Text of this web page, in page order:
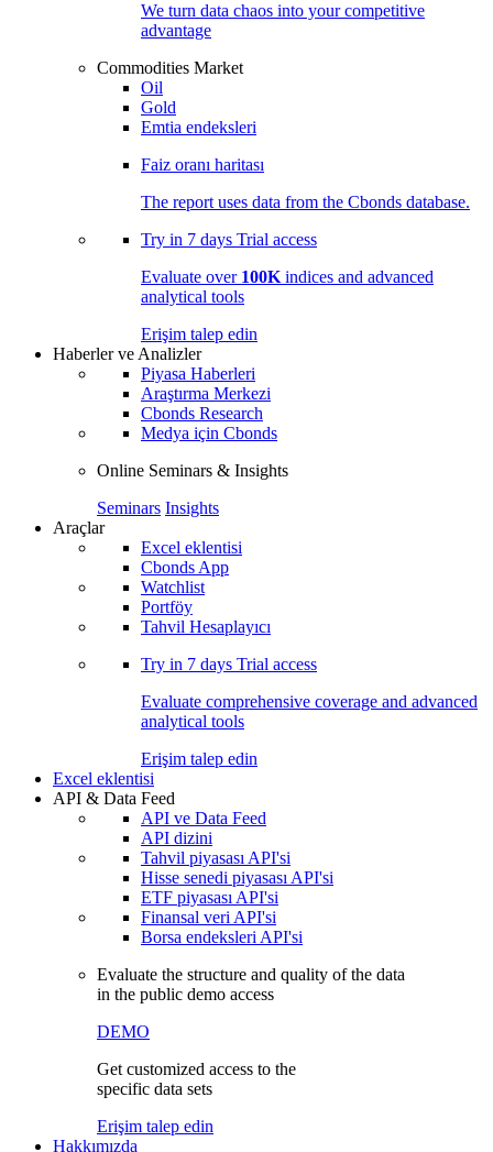
We turn data chaos into your competitive
advantage
Commodities Market
Oil
Gold
Emtia endeksleri
Faiz oranı haritası
The report uses data from the Cbonds database.
Try in 7 days Trial access
Evaluate over 100K indices and advanced
analytical tools
Erişim talep edin
Haberler ve Analizler
Piyasa Haberleri
Araştırma Merkezi
Cbonds Research
Medya için Cbonds
Online Seminars & Insights
Seminars Insights
Araçlar
Excel eklentisi
Cbonds App
Watchlist
Portföy
Tahvil Hesaplayıcı
Try in 7 days Trial access
Evaluate comprehensive coverage and advanced
analytical tools
Erişim talep edin
Excel eklentisi
API & Data Feed
API ve Data Feed
API dizini
Tahvil piyasası API'si
Hisse senedi piyasası API'si
ETF piyasası API'si
Finansal veri API'si
Borsa endeksleri API'si
Evaluate the structure and quality of the data
in the public demo access
DEMO
Get customized access to the
specific data sets
Erişim talep edin
Hakkımızda